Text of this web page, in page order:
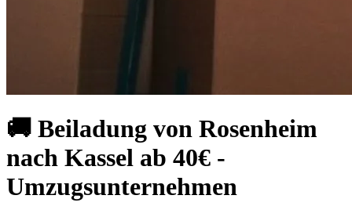
🚚 Beiladung von Rosenheim
nach Kassel ab 40€ -
Umzugsunternehmen